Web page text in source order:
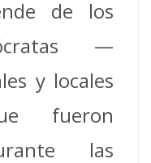
de los
—
y locales
fueron
las